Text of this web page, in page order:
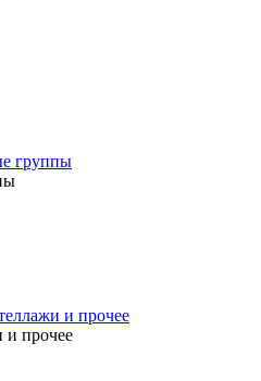
группы
и прочее
и прочее